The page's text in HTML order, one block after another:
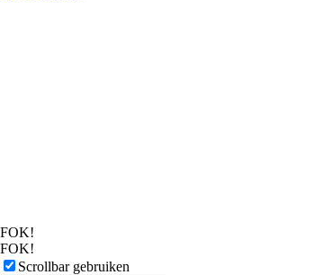
FOK!
FOK!
Scrollbar gebruiken